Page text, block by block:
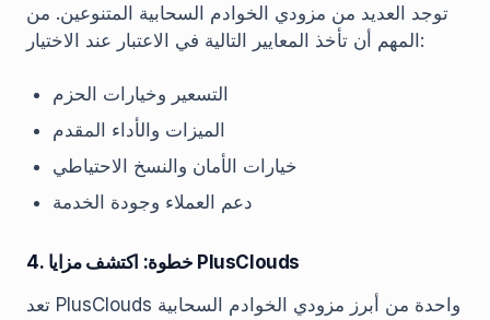
توجد العديد من مزودي الخوادم السحابية المتنوعين. من
المهم أن تأخذ المعايير التالية في الاعتبار عند الاختيار:
التسعير وخيارات الحزم
الميزات والأداء المقدم
خيارات الأمان والنسخ الاحتياطي
دعم العملاء وجودة الخدمة
4. خطوة: اكتشف مزايا PlusClouds
تعد PlusClouds واحدة من أبرز مزودي الخوادم السحابية